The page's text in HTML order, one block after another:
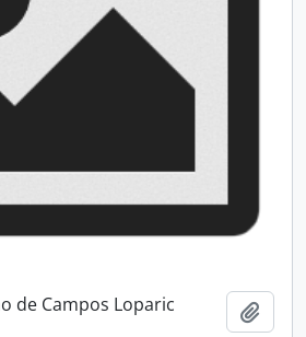
de Campos Loparic